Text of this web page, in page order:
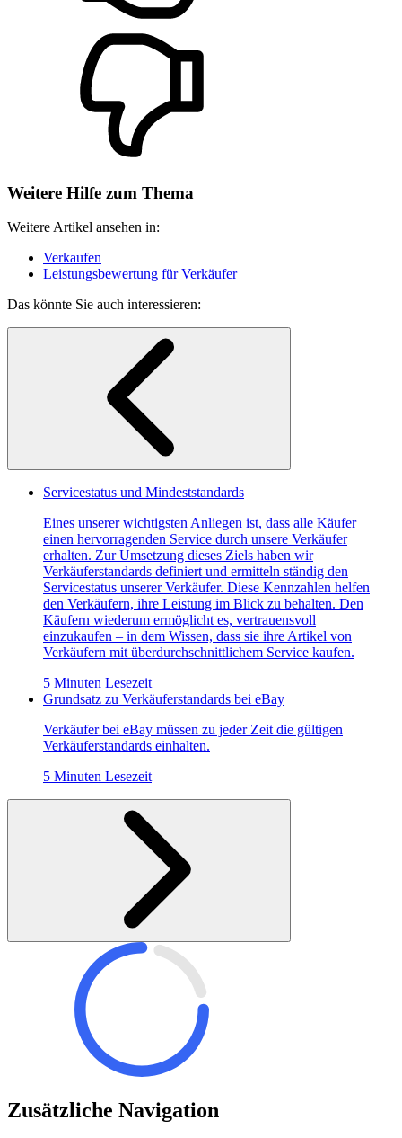
Weitere Hilfe zum Thema
Weitere Artikel ansehen in:
Verkaufen
Leistungsbewertung für Verkäufer
Das könnte Sie auch interessieren:
Servicestatus und Mindeststandards
Eines unserer wichtigsten Anliegen ist, dass alle Käufer
einen hervorragenden Service durch unsere Verkäufer
erhalten. Zur Umsetzung dieses Ziels haben wir
Verkäuferstandards definiert und ermitteln ständig den
Servicestatus unserer Verkäufer. Diese Kennzahlen helfen
den Verkäufern, ihre Leistung im Blick zu behalten. Den
Käufern wiederum ermöglicht es, vertrauensvoll
einzukaufen – in dem Wissen, dass sie ihre Artikel von
Verkäufern mit überdurchschnittlichem Service kaufen.
5 Minuten Lesezeit
Grundsatz zu Verkäuferstandards bei eBay
Verkäufer bei eBay müssen zu jeder Zeit die gültigen
Verkäuferstandards einhalten.
5 Minuten Lesezeit
Zusätzliche Navigation